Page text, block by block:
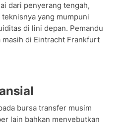
dari penyerang tengah,
yang mumpuni
di lini depan. Pemandu
masih di Eintracht Frankfurt
bursa transfer musim
lain bahkan menyebutkan